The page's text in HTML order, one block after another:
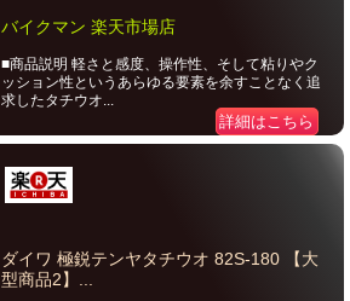
バイクマン 楽天市場店
■商品説明 軽さと感度、操作性、そして粘りやク
ッション性というあらゆる要素を余すことなく追
求したタチウオ...
詳細はこちら
ダイワ 極鋭テンヤタチウオ 82S-180 【大
型商品2】...